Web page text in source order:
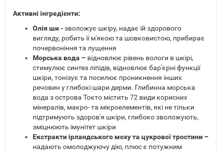
Активні інгредієнти:
Олія ши -зволожує шкіру, надає їй здорового
вигляду, робить її м'якою та шовковистою, прибирає
почервоніння та лущення
Морська вода – відновлює рівень вологи в шкірі,
стимулює синтез ліпідів, відновлює бар'єрні функції
шкіри, тонізує та посилює проникнення інших
речовин у глибокі шари дерми. Глибинна морська
вода з острова Токто містить 72 види корисних
мінералів, макро- та мікроелементів, які не тільки
підтримують здоров'я шкіри, глибоко зволожують,
зміцнюють імунітет шкіри
Екстракти ірландського моху та цукрової тростини –
надають омолоджуючу дію, плюс є потужним